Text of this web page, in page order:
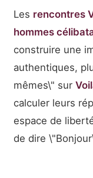
Les rencontres
hommes
construire une
authentiques,
mêmes\" sur
calculer leurs
espace de
de dire